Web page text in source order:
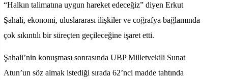
“Halkın talimatına uygun hareket edeceğiz” diyen Erkut
Şahali, ekonomi, uluslararası ilişkiler ve coğrafya bağlamında
çok sıkıntılı bir süreçten geçileceğine işaret etti.
Şahali’nin konuşması sonrasında UBP Milletvekili Sunat
Atun’un söz almak istediği sırada 62’nci madde tahtında